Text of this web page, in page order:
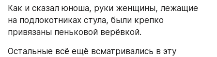
Как и сказал юноша, руки женщины, лежащие
на подлокотниках стула, были крепко
привязаны пеньковой верёвкой.
Остальные всё ещё всматривались в эту